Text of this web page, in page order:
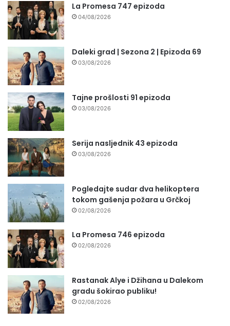
La Promesa 747 epizoda
04/08/2026
Daleki grad | Sezona 2 | Epizoda 69
03/08/2026
Tajne prošlosti 91 epizoda
03/08/2026
Serija nasljednik 43 epizoda
03/08/2026
Pogledajte sudar dva helikoptera
tokom gašenja požara u Grčkoj
02/08/2026
La Promesa 746 epizoda
02/08/2026
Rastanak Alye i Džihana u Dalekom
gradu šokirao publiku!
02/08/2026